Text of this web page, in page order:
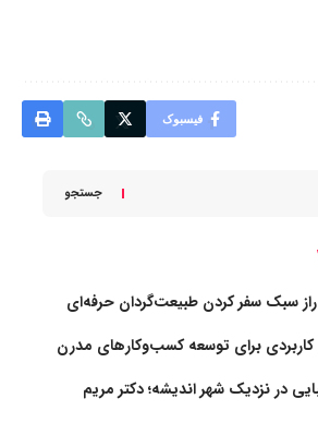
فیسبوک
جستجو
راز سبک سفر کردن طبیعت‌گردان حرفه‌ای
کاربردی برای توسعه کسب‌وکارهای مدرن
در نزدیک شهر اندیشه؛ دکتر مریم